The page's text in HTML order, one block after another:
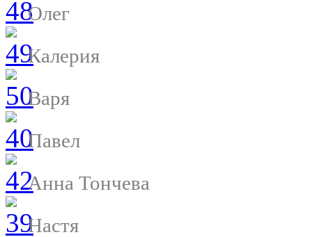
Олег
Калерия
Варя
Павел
Анна Тончева
Настя